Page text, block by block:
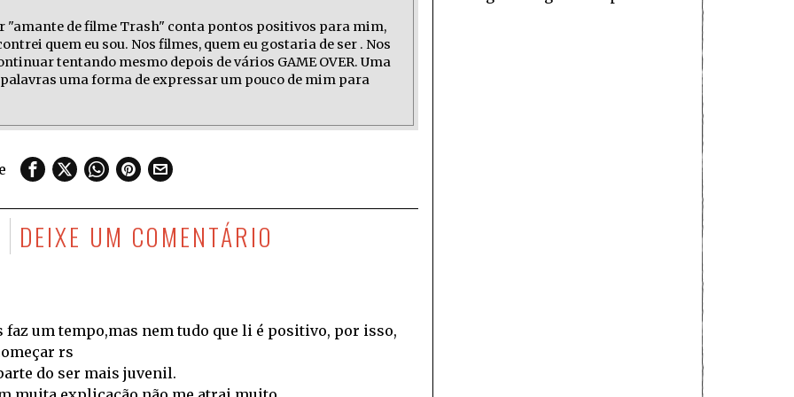
"amante de filme Trash" conta pontos positivos para mim,
quem eu sou. Nos filmes, quem eu gostaria de ser . Nos
tentando mesmo depois de vários GAME OVER. Uma
uma forma de expressar um pouco de mim para
DEIXE UM COMENTÁRIO
faz um tempo,mas nem tudo que li é positivo, por isso,
rs
do ser mais juvenil.